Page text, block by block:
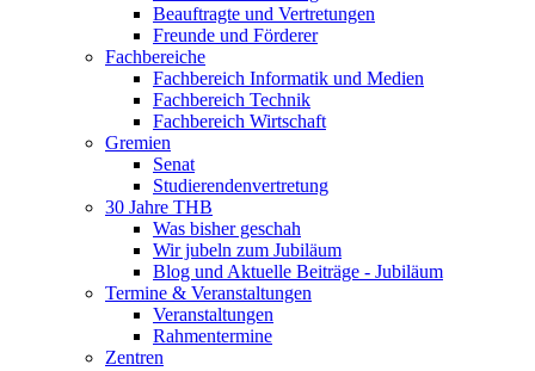
Beauftragte und Vertretungen
Freunde und Förderer
Fachbereiche
Fachbereich Informatik und Medien
Fachbereich Technik
Fachbereich Wirtschaft
Gremien
Senat
Studierendenvertretung
30 Jahre THB
Was bisher geschah
Wir jubeln zum Jubiläum
Blog und Aktuelle Beiträge - Jubiläum
Termine & Veranstaltungen
Veranstaltungen
Rahmentermine
Zentren